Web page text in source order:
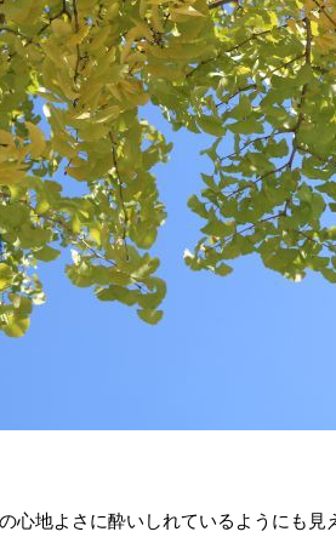
心地よさに酔いしれているようにも見